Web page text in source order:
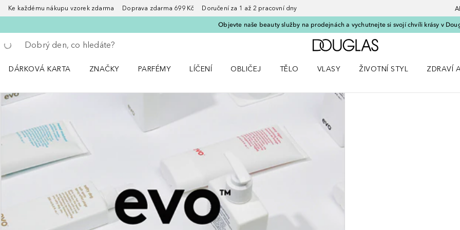
Ke každému nákupu vzorek zdarma Doprava zdarma 699 Kč Doručení za 1 až 2 pracovní dny
Objevte naše beauty služby na prodejnách a vychutnejte si svojí chvíli krásy v
Vraťte se
Proveďte vyhledávání
Domů
DÁRKOVÁ KARTA
ZNAČKY
PARFÉMY
LÍČENÍ
OBLIČEJ
TĚLO
VLASY
ŽIVOTNÍ STYL
ZDRAVÍ